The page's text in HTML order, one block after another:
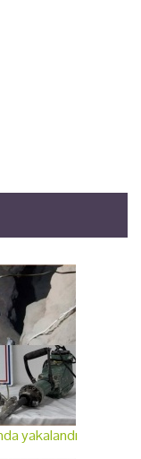
yakalandı